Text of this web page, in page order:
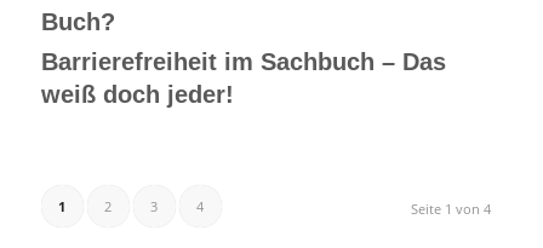
Buch?
Barrierefreiheit im Sachbuch – Das
weiß doch jeder!
Seite 1 von 4
1 2 3 4